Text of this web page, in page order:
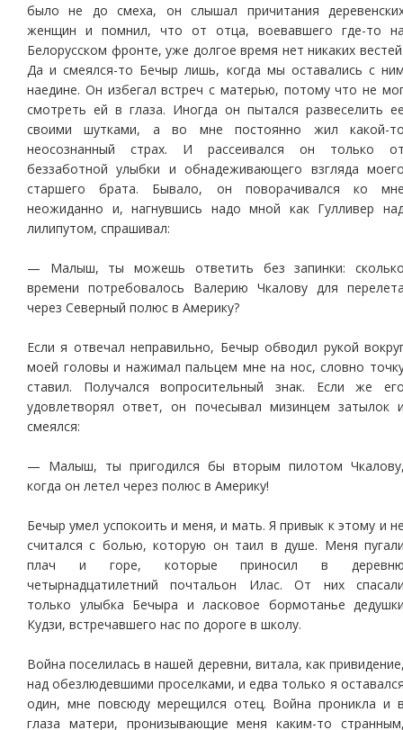
было не до смеха, он слышал причитания
женщин и помнил, что от отца, воевавшего где-то
Белорусском фронте, уже долгое время нет никаких
Да и смеялся-то Бечыр лишь, когда мы оставались с
наедине. Он избегал встреч с матерью, потому что не
смотреть ей в глаза. Иногда он пытался развеселить
своими шутками, а во мне постоянно жил какой-
неосознанный страх. И рассеивался он только
беззаботной улыбки и обнадеживающего взгляда
старшего брата. Бывало, он поворачивался ко
неожиданно и, нагнувшись надо мной как Гулливер
лилипутом, спрашивал:
— Малыш, ты можешь ответить без запинки:
времени потребовалось Валерию Чкалову для
через Северный полюс в Америку?
Если я отвечал неправильно, Бечыр обводил рукой
моей головы и нажимал пальцем мне на нос, словно
ставил. Получался вопросительный знак. Если же
удовлетворял ответ, он почесывал мизинцем затылок
смеялся:
— Малыш, ты пригодился бы вторым пилотом
когда он летел через полюс в Америку!
Бечыр умел успокоить и меня, и мать. Я привык к этому и
считался с болью, которую он таил в душе. Меня
плач и горе, которые приносил в
четырнадцатилетний почтальон Илас. От них
только улыбка Бечыра и ласковое бормотанье
Кудзи, встречавшего нас по дороге в школу.
Война поселилась в нашей деревни, витала, как
над обезлюдевшими проселками, и едва только я
один, мне повсюду мерещился отец. Война проникла и
глаза матери, пронизывающие меня каким-то